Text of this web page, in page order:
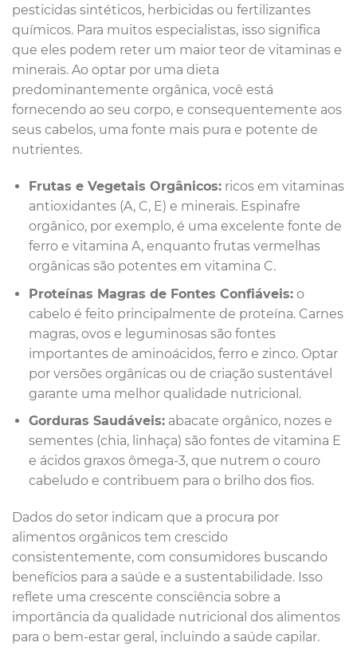
pesticidas sintéticos, herbicidas ou fertilizantes
químicos. Para muitos especialistas, isso significa
que eles podem reter um maior teor de vitaminas e
minerais. Ao optar por uma dieta
predominantemente orgânica, você está
fornecendo ao seu corpo, e consequentemente aos
seus cabelos, uma fonte mais pura e potente de
nutrientes.
Frutas e Vegetais Orgânicos:ricos em vitaminas
antioxidantes (A, C, E) e minerais. Espinafre
orgânico, por exemplo, é uma excelente fonte de
ferro e vitamina A, enquanto frutas vermelhas
orgânicas são potentes em vitamina C.
Proteínas Magras de Fontes Confiáveis:o
cabelo é feito principalmente de proteína. Carnes
magras, ovos e leguminosas são fontes
importantes de aminoácidos, ferro e zinco. Optar
por versões orgânicas ou de criação sustentável
garante uma melhor qualidade nutricional.
Gorduras Saudáveis:abacate orgânico, nozes e
sementes (chia, linhaça) são fontes de vitamina E
e ácidos graxos ômega-3, que nutrem o couro
cabeludo e contribuem para o brilho dos fios.
Dados do setor indicam que a procura por
alimentos orgânicos tem crescido
consistentemente, com consumidores buscando
benefícios para a saúde e a sustentabilidade. Isso
reflete uma crescente consciência sobre a
importância da qualidade nutricional dos alimentos
para o bem-estar geral, incluindo a saúde capilar.